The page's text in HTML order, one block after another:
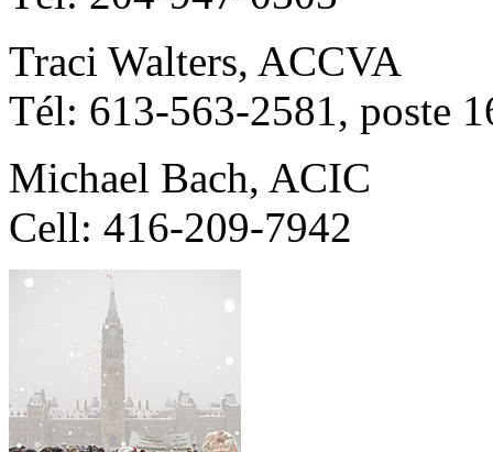
Traci Walters, ACCVA
Tél: 613-563-2581, poste
Michael Bach, ACIC
Cell: 416-209-7942